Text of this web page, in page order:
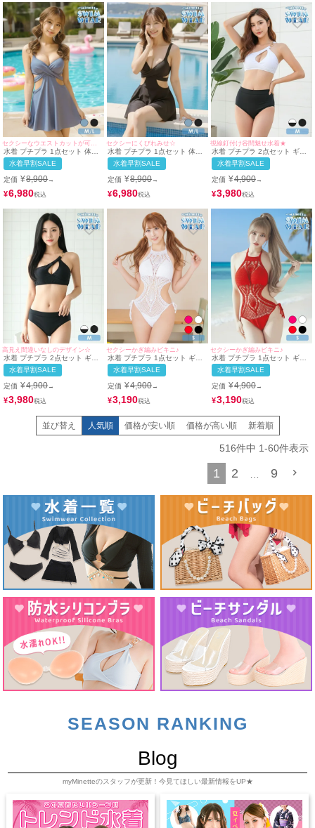
水着 プチプラ 1点セット 体型
カバー ワンピース フリル 背中
カバー シンプル オールインワ
ン くびれ セクシー ワンカラー
青 ダスティブルー ビキニ (M〜
Lサイズ対応) | myMinette/マイ
ミネット
水着早割SALE
定価 ¥8,900→
¥6,980
セクシーにくびれみせ☆
水着 プチプラ 1点セット 体型
カバー ワンピース フリル 背中
カバー シンプル オールインワ
ン くびれ ワンカラー 黒 ブラ
ック ビキニ (M〜Lサイズ対応)
| myMinette/マイミネット
水着早割SALE
定価 ¥8,900→
¥6,980
視線釘付け谷間魅せ水着★
水着 プチプラ 2点セット ギャ
ル セット カジュアル ワンショ
ルダー バックル付き 白 ビキニ
(Mサイズ着用) | myMinette/マ
イミネット
水着早割SALE
定価 ¥4,900→
¥3,980
高見え間違いなしのデザイン☆
水着 プチプラ 2点セット ギャ
ル セット カジュアル ワンショ
ルダー 黒 ビキニ (Mサイズ着
用) | myMinette/マイミネット
水着早割SALE
定価 ¥4,900→
¥3,980
セクシーかぎ編みビキニ♪
水着 プチプラ 1点セット ギャ
ル ホルターネック オールイン
ワン 編み上げ メッシュ かぎ編
み 白 ビキニ (Sサイズ対応) |
myMinette/マイミネット
水着早割SALE
定価 ¥4,900→
¥3,190
セクシーかぎ編みビキニ♪
水着 プチプラ 1点セット ギャ
ル ホルターネック オールイン
ワン 編み上げ メッシュ セクシ
ー 赤 ビキニ (Sサイズ対応) |
myMinette/マイミネット
水着早割SALE
定価 ¥4,900→
¥3,190
並び替え 人気順 価格が安い順 価格が高い順 新着順
516件中 1-60件表示
1 2 9
SEASON RANKING
Blog
myMinetteのスタッフが更新！今見てほしい最新情報をUP★